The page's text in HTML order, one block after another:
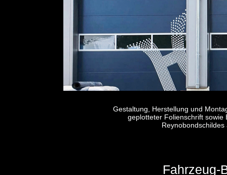
Gestaltung, Herstellung und
geplotteter Folienschrift sowie
Fahrzeug-